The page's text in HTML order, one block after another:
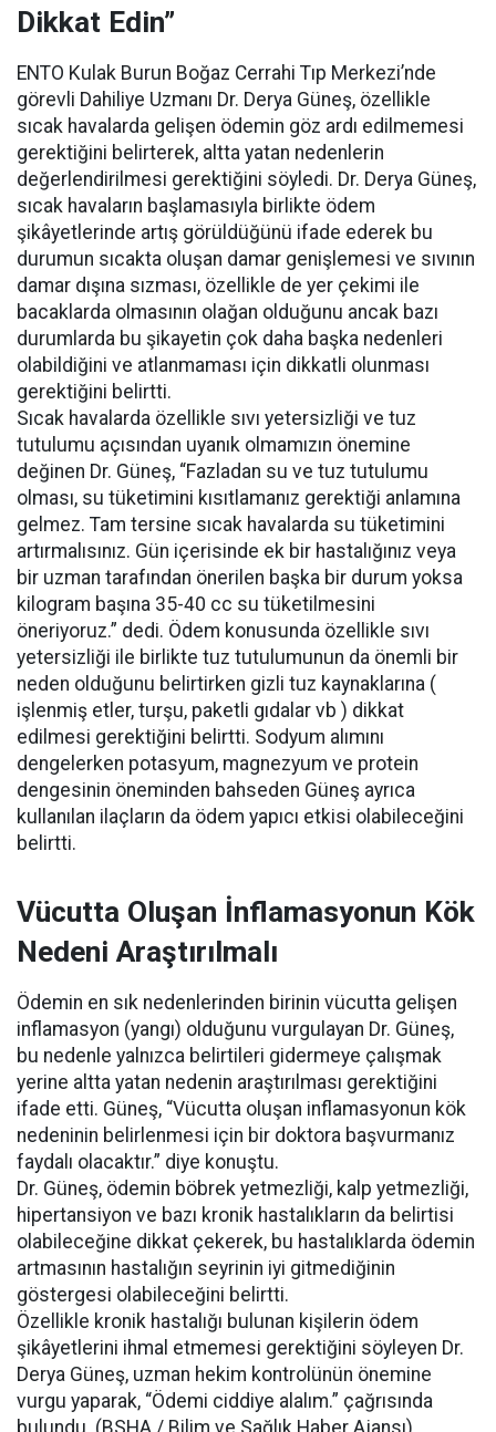
Dikkat Edin”
ENTO Kulak Burun Boğaz Cerrahi Tıp Merkezi’nde
görevli Dahiliye Uzmanı Dr. Derya Güneş, özellikle
sıcak havalarda gelişen ödemin göz ardı edilmemesi
gerektiğini belirterek, altta yatan nedenlerin
değerlendirilmesi gerektiğini söyledi. Dr. Derya Güneş,
sıcak havaların başlamasıyla birlikte ödem
şikâyetlerinde artış görüldüğünü ifade ederek bu
durumun sıcakta oluşan damar genişlemesi ve sıvının
damar dışına sızması, özellikle de yer çekimi ile
bacaklarda olmasının olağan olduğunu ancak bazı
durumlarda bu şikayetin çok daha başka nedenleri
olabildiğini ve atlanmaması için dikkatli olunması
gerektiğini belirtti.
Sıcak havalarda özellikle sıvı yetersizliği ve tuz
tutulumu açısından uyanık olmamızın önemine
değinen Dr. Güneş, “Fazladan su ve tuz tutulumu
olması, su tüketimini kısıtlamanız gerektiği anlamına
gelmez. Tam tersine sıcak havalarda su tüketimini
artırmalısınız. Gün içerisinde ek bir hastalığınız veya
bir uzman tarafından önerilen başka bir durum yoksa
kilogram başına 35-40 cc su tüketilmesini
öneriyoruz.” dedi. Ödem konusunda özellikle sıvı
yetersizliği ile birlikte tuz tutulumunun da önemli bir
neden olduğunu belirtirken gizli tuz kaynaklarına (
işlenmiş etler, turşu, paketli gıdalar vb ) dikkat
edilmesi gerektiğini belirtti. Sodyum alımını
dengelerken potasyum, magnezyum ve protein
dengesinin öneminden bahseden Güneş ayrıca
kullanılan ilaçların da ödem yapıcı etkisi olabileceğini
belirtti.
Vücutta Oluşan İnflamasyonun Kök
Nedeni Araştırılmalı
Ödemin en sık nedenlerinden birinin vücutta gelişen
inflamasyon (yangı) olduğunu vurgulayan Dr. Güneş,
bu nedenle yalnızca belirtileri gidermeye çalışmak
yerine altta yatan nedenin araştırılması gerektiğini
ifade etti. Güneş, “Vücutta oluşan inflamasyonun kök
nedeninin belirlenmesi için bir doktora başvurmanız
faydalı olacaktır.” diye konuştu.
Dr. Güneş, ödemin böbrek yetmezliği, kalp yetmezliği,
hipertansiyon ve bazı kronik hastalıkların da belirtisi
olabileceğine dikkat çekerek, bu hastalıklarda ödemin
artmasının hastalığın seyrinin iyi gitmediğinin
göstergesi olabileceğini belirtti.
Özellikle kronik hastalığı bulunan kişilerin ödem
şikâyetlerini ihmal etmemesi gerektiğini söyleyen Dr.
Derya Güneş, uzman hekim kontrolünün önemine
vurgu yaparak, “Ödemi ciddiye alalım.” çağrısında
bulundu. (BSHA / Bilim ve Sağlık Haber Ajansı)